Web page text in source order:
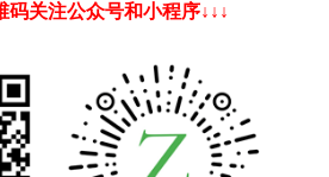
码关注公众号和小程序↓↓↓